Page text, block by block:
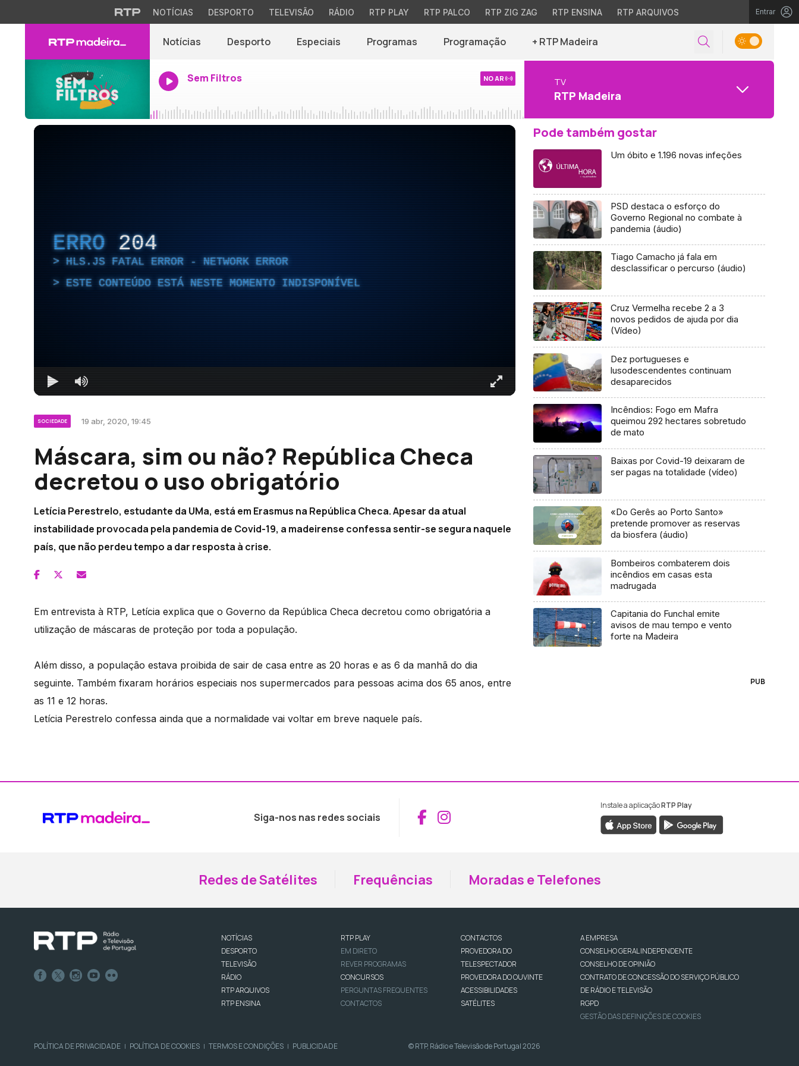
NOTÍCIAS DESPORTO TELEVISÃO RÁDIO RTP PLAY RTP PALCO RTP ZIG ZAG RTP ENSINA RTP ARQUIVOS Entrar
Notícias Desporto Especiais Programas Programação + RTP Madeira
Sem Filtros NO AR TV
RTP Madeira
ERRO 204
HLS.JS FATAL ERROR - NETWORK ERROR
ESTE CONTEÚDO ESTÁ NESTE MOMENTO INDISPONÍVEL
SOCIEDADE 19 abr, 2020, 19:45
Máscara, sim ou não? República Checa
decretou o uso obrigatório
Letícia Perestrelo, estudante da UMa, está em Erasmus na República Checa. Apesar da atual
instabilidade provocada pela pandemia de Covid-19, a madeirense confessa sentir-se segura naquele
país, que não perdeu tempo a dar resposta à crise.
Em entrevista à RTP, Letícia explica que o Governo da República Checa decretou como obrigatória a
utilização de máscaras de proteção por toda a população.
Além disso, a população estava proibida de sair de casa entre as 20 horas e as 6 da manhã do dia
seguinte. Também fixaram horários especiais nos supermercados para pessoas acima dos 65 anos, entre
as 11 e 12 horas.
Letícia Perestrelo confessa ainda que a normalidade vai voltar em breve naquele país.
Pode também gostar
Um óbito e 1.196 novas infeções
PSD destaca o esforço do
Governo Regional no combate à
pandemia (áudio)
Tiago Camacho já fala em
desclassificar o percurso (áudio)
Cruz Vermelha recebe 2 a 3
novos pedidos de ajuda por dia
(Vídeo)
Dez portugueses e
lusodescendentes continuam
desaparecidos
Incêndios: Fogo em Mafra
queimou 292 hectares sobretudo
de mato
Baixas por Covid-19 deixaram de
ser pagas na totalidade (vídeo)
«Do Gerês ao Porto Santo»
pretende promover as reservas
da biosfera (áudio)
Bombeiros combaterem dois
incêndios em casas esta
madrugada
Capitania do Funchal emite
avisos de mau tempo e vento
forte na Madeira
PUB
Siga-nos nas redes sociais Aceder ao Facebook da RTP Madeira
Aceder ao Instagram da RTP Madeira
Instale a aplicaçãoRTP Play
Redes de Satélites Frequências Moradas e Telefones
NOTÍCIAS
DESPORTO
TELEVISÃO
RÁDIO
RTP ARQUIVOS
RTP ENSINA
RTP PLAY
EM DIRETO
REVER PROGRAMAS
CONCURSOS
PERGUNTAS FREQUENTES
CONTACTOS
CONTACTOS
PROVEDORA DO
TELESPECTADOR
PROVEDORA DO OUVINTE
ACESSIBILIDADES
SATÉLITES
A EMPRESA
CONSELHO GERAL INDEPENDENTE
CONSELHO DE OPINIÃO
CONTRATO DE CONCESSÃO DO SERVIÇO PÚBLICO
DE RÁDIO E TELEVISÃO
RGPD
GESTÃO DAS DEFINIÇÕES DE COOKIES
POLÍTICA DE PRIVACIDADE | POLÍTICA DE COOKIES | TERMOS E CONDIÇÕES | PUBLICIDADE © RTP, Rádio e Televisão de Portugal 2026